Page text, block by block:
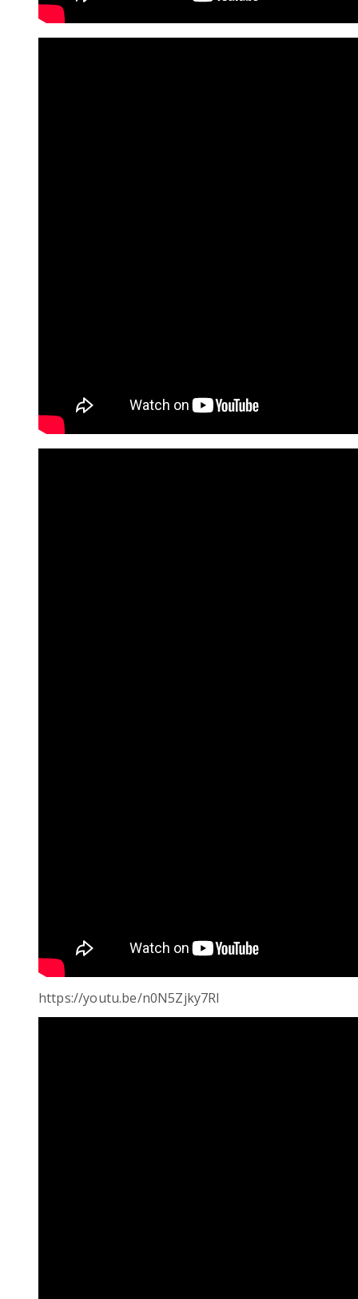
https://youtu.be/n0N5Zjky7RI